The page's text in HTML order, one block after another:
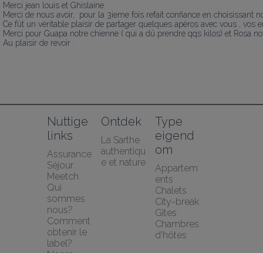
Merci jean louis et Ghislaine.
Merci de nous avoir,  pour la 3ieme fois refait confiance en choisissant
Ce fût un véritable plaisir de partager quelques apéros avec vous , vos
Merci pour Guapa notre chienne ( qui a dû prendre qqs kilos) et Rosa
Au plaisir de revoir .
Nuttige
links
Assurance
Séjour
Meetch
Qui
sommes
nous?
Comment
obtenir le
label?
Ontdek
La Sarthe
authentiqu
e et nature
Type
eigend
om
Appartem
ents
Chalets
City-break
Gîtes
Chambres
d'hôtes